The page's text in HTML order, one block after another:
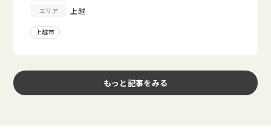
エリア 上越
上越市
もっと記事をみる